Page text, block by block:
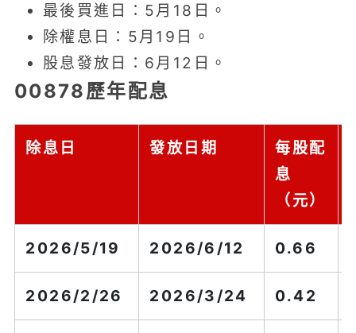
最後買進日：5月18日。
除權息日：5月19日。
股息發放日：6月12日。
00878歷年配息
除息日 發放日期
每股配
息
（元）
2026/5/19 2026/6/12 0.66
2026/2/26 2026/3/24 0.42